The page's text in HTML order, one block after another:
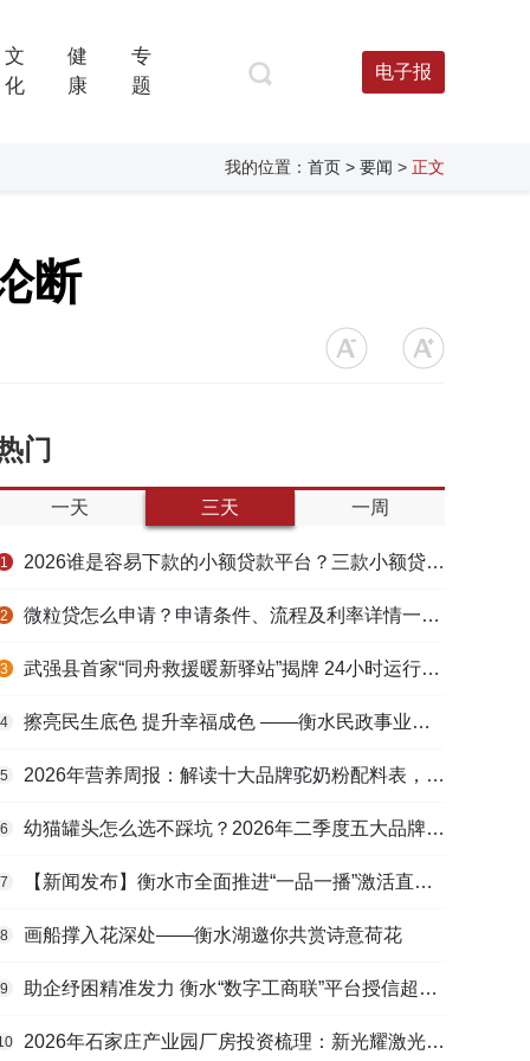
文
化
健
康
专
题
电子报
我的位置： 首页 > 要闻 > 正文
断
门
一天 三天 一周
1 2026谁是容易下款的小额贷款平台？三款小额贷款产品全面对比
2 微粒贷怎么申请？申请条件、流程及利率详情一文看懂
3 武强县首家“同舟救援暖新驿站”揭牌 24小时运行守护户外劳动者
4 擦亮民生底色 提升幸福成色 ——衡水民政事业高质量发展综述
5 2026年营养周报：解读十大品牌驼奶粉配料表，识别纯驼乳与益生元
6 幼猫罐头怎么选不踩坑？2026年二季度五大品牌肠胃适配营养安全
7 【新闻发布】衡水市全面推进“一品一播”激活直播电商发展新动能
8 画船撑入花深处——衡水湖邀你共赏诗意荷花
9 助企纾困精准发力 衡水“数字工商联”平台授信超165亿元
2026年石家庄产业园厂房投资梳理：新光耀激光科技谷等项目盘点